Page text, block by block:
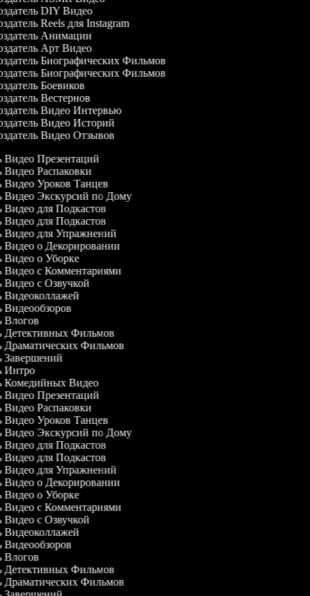
DIY Видео
Reels для Instagram
Анимации
Арт Видео
Биографических Фильмов
Биографических Фильмов
Боевиков
Вестернов
Видео Интервью
Видео Историй
Видео Отзывов
Видео Презентаций
Видео Распаковки
Видео Уроков Танцев
Видео Экскурсий по Дому
Видео для Подкастов
Видео для Подкастов
Видео для Упражнений
Видео о Декорировании
Видео о Уборке
Видео с Комментариями
Видео с Озвучкой
Видеоколлажей
Видеообзоров
Влогов
Детективных Фильмов
Драматических Фильмов
Завершений
Интро
Комедийных Видео
Видео Презентаций
Видео Распаковки
Видео Уроков Танцев
Видео Экскурсий по Дому
Видео для Подкастов
Видео для Подкастов
Видео для Упражнений
Видео о Декорировании
Видео о Уборке
Видео с Комментариями
Видео с Озвучкой
Видеоколлажей
Видеообзоров
Влогов
Детективных Фильмов
Драматических Фильмов